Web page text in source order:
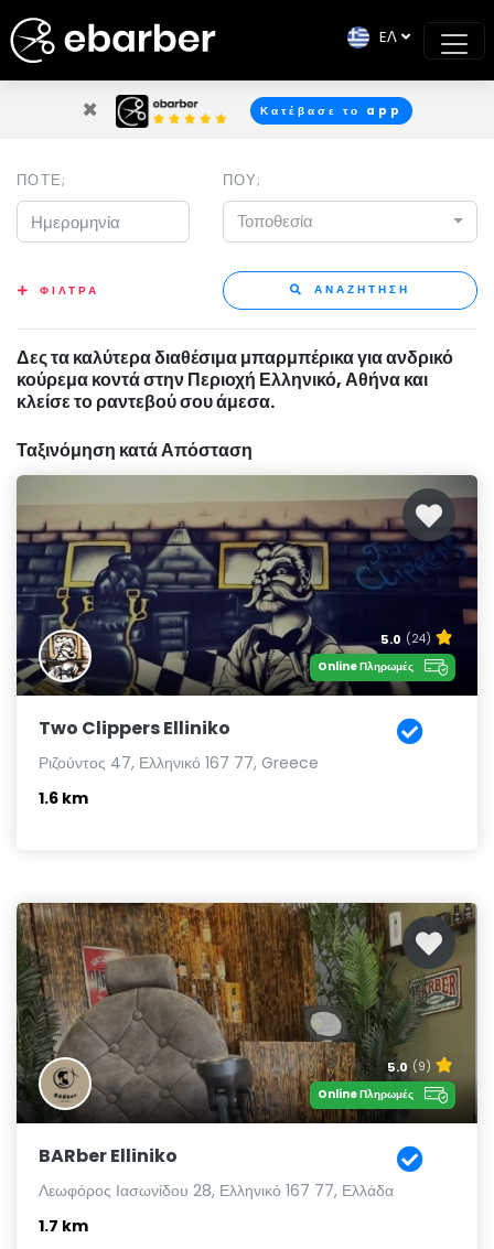
× Κατέβασε το app
EΛ
ΠΟΤΕ; ΠΟΥ;
Τοποθεσία
ΦΙΛΤΡΑ ΑΝΑΖΗΤΗΣΗ
Δες τα καλύτερα διαθέσιμα μπαρμπέρικα για ανδρικό
κούρεμα κοντά στην Περιοχή Ελληνικό, Αθήνα και
κλείσε το ραντεβού σου άμεσα.
Ταξινόμηση κατά Απόσταση
5.0 (24)
Online Πληρωμές
Two Clippers Elliniko
Ριζούντος 47, Ελληνικό 167 77, Greece
1.6 km
5.0 (9)
Online Πληρωμές
BARber Elliniko
Λεωφόρος Ιασωνίδου 28, Ελληνικό 167 77, Ελλάδα
1.7 km